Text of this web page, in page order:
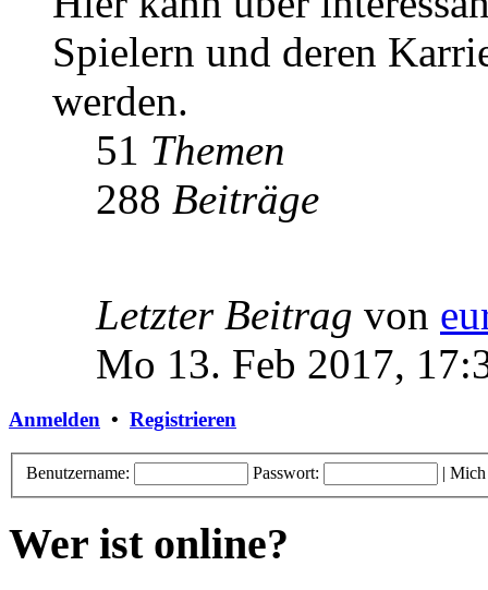
Spielern und deren
werden.
51 Themen
288 Beiträge
Letzter Beitrag von
Mo 13. Feb 2017,
Anmelden • Registrieren
Benutzername: Passwort: | Mich
Wer ist online?